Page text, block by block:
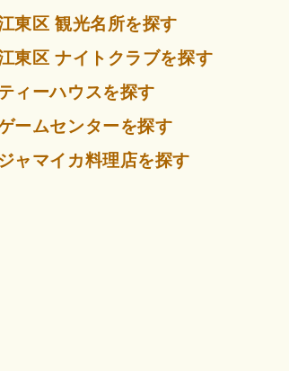
東区 観光名所を探す
東区 ナイトクラブを探す
ィーハウスを探す
ームセンターを探す
ジャマイカ料理店を探す